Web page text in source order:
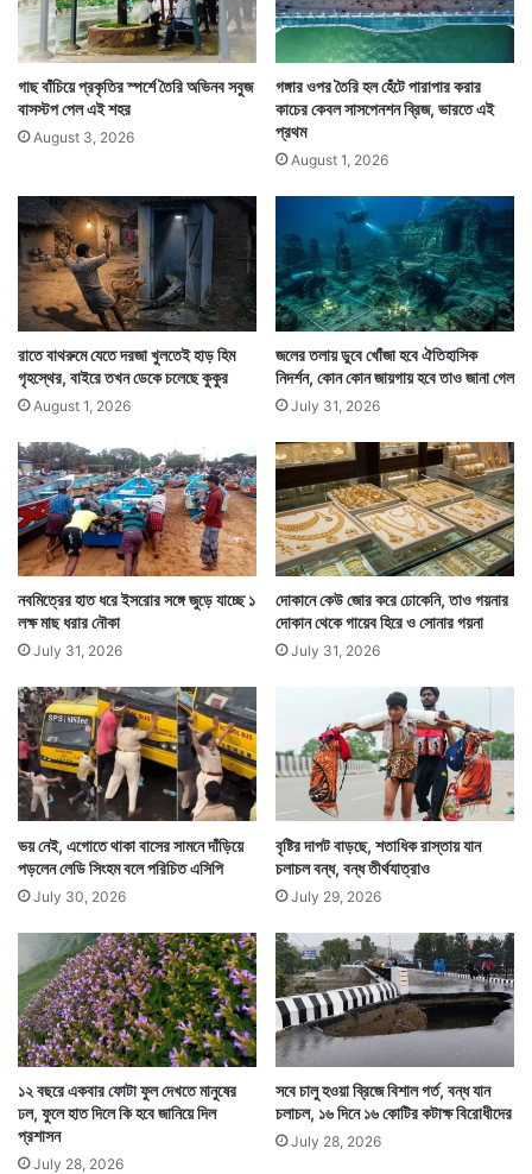
গাছ বাঁচিয়ে প্রকৃতির স্পর্শে তৈরি অভিনব সবুজ
বাসস্টপ পেল এই শহর
August 3, 2026
গঙ্গার ওপর তৈরি হল হেঁটে পারাপার করার
কাচের কেবল সাসপেনশন ব্রিজ, ভারতে এই
প্রথম
August 1, 2026
রাতে বাথরুমে যেতে দরজা খুলতেই হাড় হিম
গৃহস্থের, বাইরে তখন ডেকে চলেছে কুকুর
August 1, 2026
জলের তলায় ডুবে খোঁজা হবে ঐতিহাসিক
নিদর্শন, কোন কোন জায়গায় হবে তাও জানা গেল
July 31, 2026
নবমিত্রের হাত ধরে ইসরোর সঙ্গে জুড়ে যাচ্ছে ১
লক্ষ মাছ ধরার নৌকা
July 31, 2026
দোকানে কেউ জোর করে ঢোকেনি, তাও গয়নার
দোকান থেকে গায়েব হিরে ও সোনার গয়না
July 31, 2026
ভয় নেই, এগোতে থাকা বাসের সামনে দাঁড়িয়ে
পড়লেন লেডি সিংহম বলে পরিচিত এসিপি
July 30, 2026
বৃষ্টির দাপট বাড়ছে, শতাধিক রাস্তায় যান
চলাচল বন্ধ, বন্ধ তীর্থযাত্রাও
July 29, 2026
১২ বছরে একবার ফোটা ফুল দেখতে মানুষের
ঢল, ফুলে হাত দিলে কি হবে জানিয়ে দিল
প্রশাসন
July 28, 2026
সবে চালু হওয়া ব্রিজে বিশাল গর্ত, বন্ধ যান
চলাচল, ১৬ দিনে ১৬ কোটির কটাক্ষ বিরোধীদের
July 28, 2026